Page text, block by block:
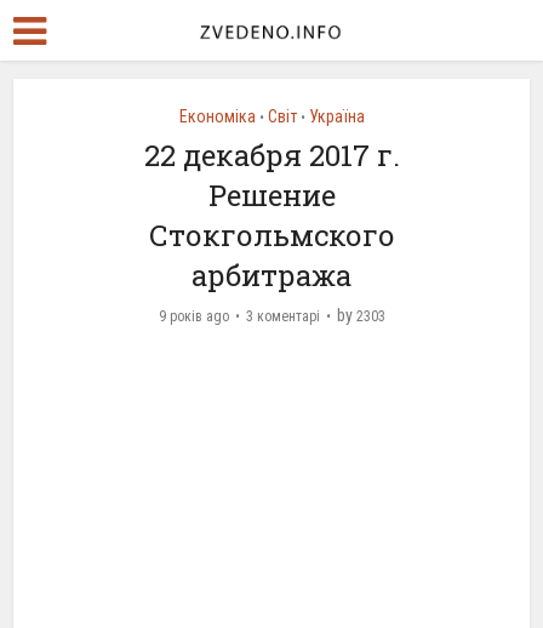
Економіка • Світ • Україна
22 декабря 2017 г.
Решение
Стокгольмского
арбитража
9 років ago 3 коментарі by 2303